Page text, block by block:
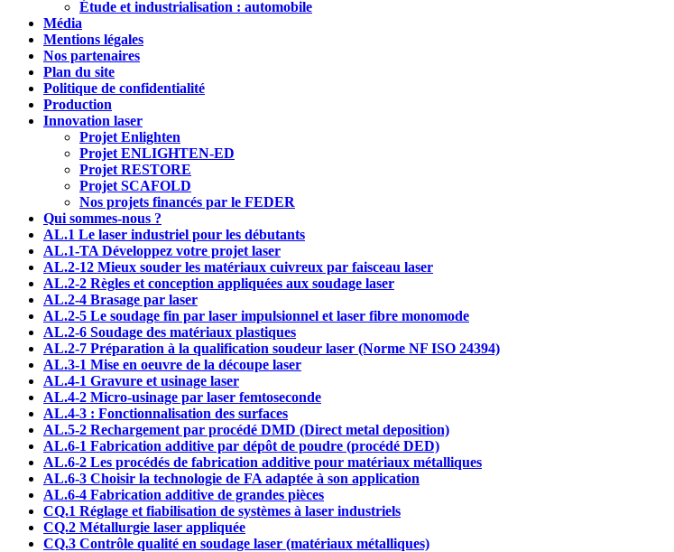
Étude et industrialisation : automobile
Média
Mentions légales
Nos partenaires
Plan du site
Politique de confidentialité
Production
Innovation laser
Projet Enlighten
Projet ENLIGHTEN-ED
Projet RESTORE
Projet SCAFOLD
Nos projets financés par le FEDER
Qui sommes-nous ?
AL.1 Le laser industriel pour les débutants
AL.1-TA Développez votre projet laser
AL.2-12 Mieux souder les matériaux cuivreux par faisceau laser
AL.2-2 Règles et conception appliquées aux soudage laser
AL.2-4 Brasage par laser
AL.2-5 Le soudage fin par laser impulsionnel et laser fibre monomode
AL.2-6 Soudage des matériaux plastiques
AL.2-7 Préparation à la qualification soudeur laser (Norme NF ISO 24394)
AL.3-1 Mise en oeuvre de la découpe laser
AL.4-1 Gravure et usinage laser
AL.4-2 Micro-usinage par laser femtoseconde
AL.4-3 : Fonctionnalisation des surfaces
AL.5-2 Rechargement par procédé DMD (Direct metal deposition)
AL.6-1 Fabrication additive par dépôt de poudre (procédé DED)
AL.6-2 Les procédés de fabrication additive pour matériaux métalliques
AL.6-3 Choisir la technologie de FA adaptée à son application
AL.6-4 Fabrication additive de grandes pièces
CQ.1 Réglage et fiabilisation de systèmes à laser industriels
CQ.2 Métallurgie laser appliquée
CQ.3 Contrôle qualité en soudage laser (matériaux métalliques)